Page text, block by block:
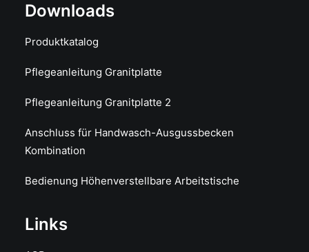
Downloads
Produktkatalog
Pflegeanleitung Granitplatte
Pflegeanleitung Granitplatte 2
Anschluss für Handwasch-Ausgussbecken
Kombination
Bedienung Höhenverstellbare Arbeitstische
Links